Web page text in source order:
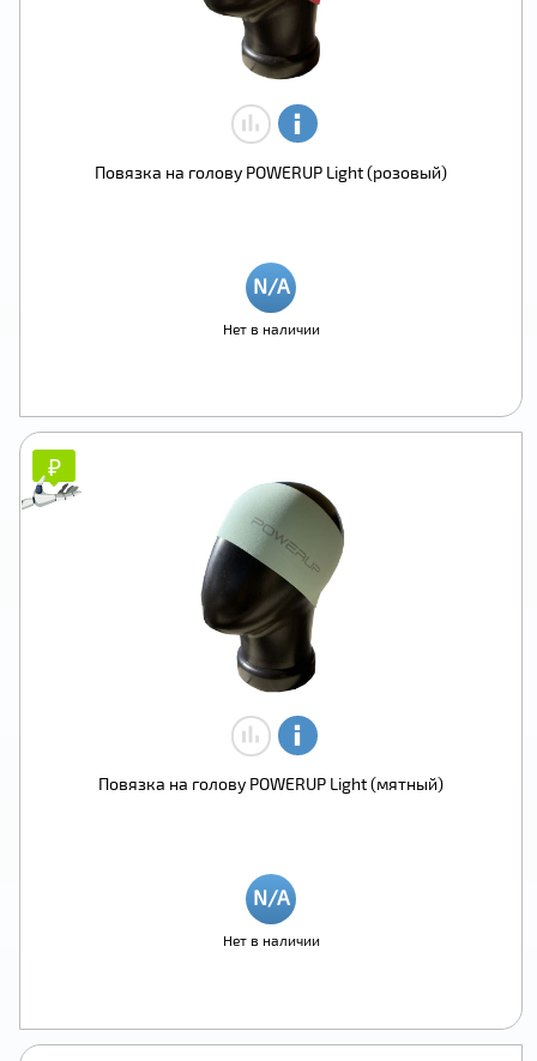
Повязка на голову POWERUP Light (розовый)
Нет в наличии
₽
₽
Повязка на голову POWERUP Light (мятный)
Нет в наличии